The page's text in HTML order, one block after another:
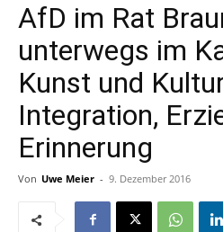
AfD im Rat
unterwegs im
Kunst und
Integration,
Erinnerung
Von Uwe Meier - 9. Dezember 2016